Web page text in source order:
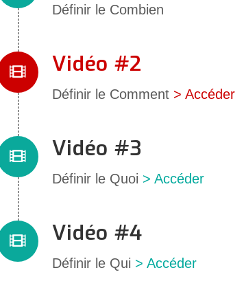
Définir le Combien
Vidéo #2
Définir le Comment > Accéder
Vidéo #3
Définir le Quoi > Accéder
Vidéo #4
Définir le Qui > Accéder